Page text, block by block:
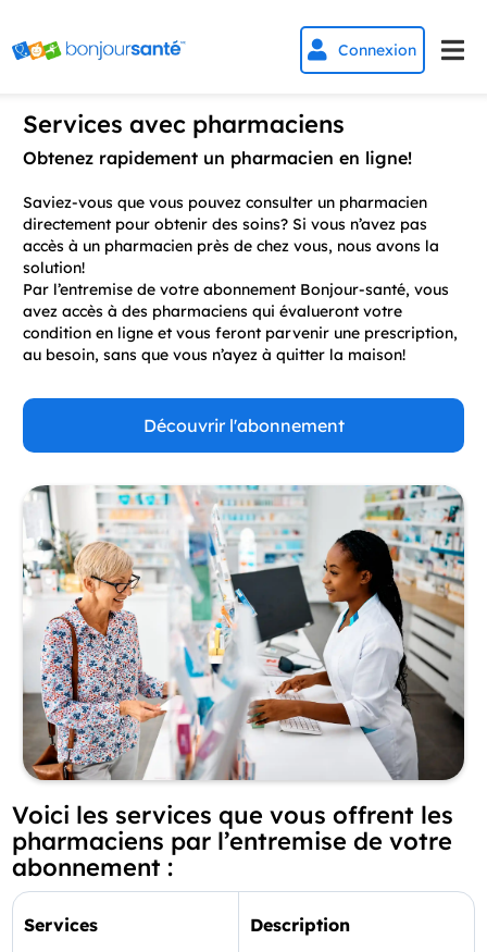
 Connexion 
Services avec pharmaciens
Obtenez rapidement un pharmacien en ligne!
Saviez-vous que vous pouvez consulter un pharmacien
directement pour obtenir des soins? Si vous n’avez pas
accès à un pharmacien près de chez vous, nous avons la
solution!
Par l’entremise de votre abonnement Bonjour-santé, vous
avez accès à des pharmaciens qui évalueront votre
condition en ligne et vous feront parvenir une prescription,
au besoin, sans que vous n’ayez à quitter la maison!
Découvrir l'abonnement
Voici les services que vous offrent les
pharmaciens par l’entremise de votre
abonnement :
Services Description